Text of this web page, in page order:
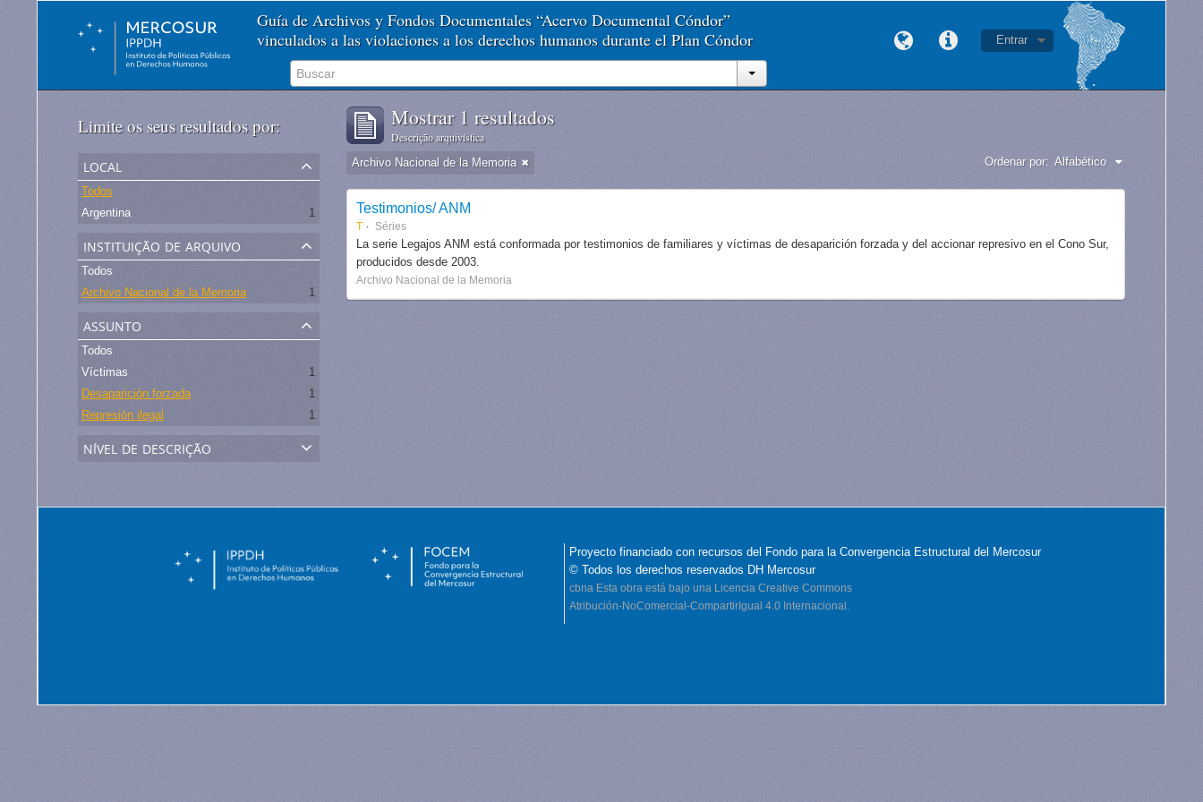
Guía de Archivos y Fondos Documentales “Acervo Documental Cóndor”
vinculados a las violaciones a los derechos humanos durante el Plan Cóndor
Entrar
Limite os seus resultados por:
local
Todos
Argentina
1
instituição de arquivo
Todos
Archivo Nacional de la Memoria
1
assunto
Todos
Víctimas
1
Desaparición forzada
1
Represión ilegal
1
nível de descrição
Mostrar 1 resultados
Descrição arquivística
Archivo Nacional de la Memoria Ordenar por: Alfabético
Testimonios/ ANM
T Séries
La serie Legajos ANM está conformada por testimonios de familiares y víctimas de desaparición forzada y del accionar represivo en el Cono Sur,
producidos desde 2003.
Archivo Nacional de la Memoria
Proyecto financiado con recursos del Fondo para la Convergencia Estructural del Mercosur
© Todos los derechos reservados DH Mercosur
cbna Esta obra está bajo una Licencia Creative Commons
Atribución-NoComercial-CompartirIgual 4.0 Internacional.